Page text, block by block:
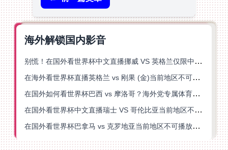
海外解锁国内影音
别慌！在国外看世界杯中文直播挪威 VS 英格兰仅限中国大陆？这篇指南帮你搞定
在海外看世界杯直播英格兰 vs 刚果 (金)当前地区不可播放？这篇指南帮你突破所有限制
在国外如何看世界杯巴西 vs 摩洛哥？海外党专属体育观赛指南来了
在国外看世界杯中文直播瑞士 VS 哥伦比亚当前地区不可播放？这篇指南帮你搞定
在国外看世界杯巴拿马 vs 克罗地亚当前地区不可播放？这篇指南帮你轻松解决海外体育直播难题